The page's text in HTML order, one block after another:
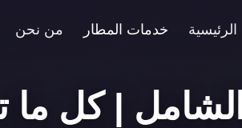
الرئيسية خدمات المطار من نحن
| كل ما